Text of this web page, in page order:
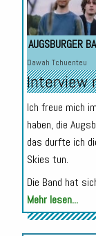
AUGSBURGER
Dawah Tchuenteu
Interview
Ich freue mich
haben, die
das durfte ich
Skies tun.
Die Band hat
Mehr lesen...